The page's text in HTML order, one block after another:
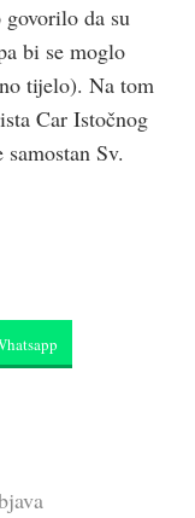
da su
bi se moglo
tijelo). Na tom
Car Istočnog
Sv.